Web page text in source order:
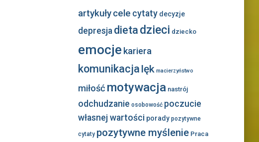
artykuły cele cytaty decyzje
depresja dieta dzieci dziecko
emocje kariera
komunikacja lęk macierzyństwo
miłość motywacja nastrój
odchudzanie osobowość poczucie
własnej wartości porady pozytywne
cytaty pozytywne myślenie Praca